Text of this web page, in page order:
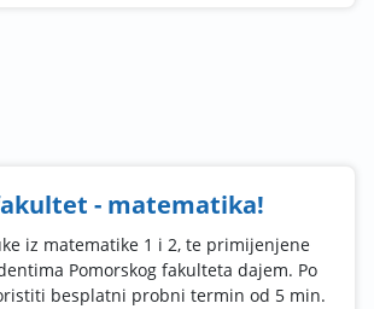
- matematika!
iz matematike 1 i 2, te primijenjene
Pomorskog fakulteta dajem. Po
besplatni probni termin od 5 min.